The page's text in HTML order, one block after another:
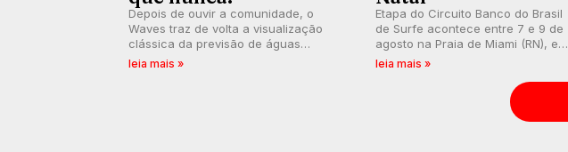
Depois de ouvir a comunidade, o
Waves traz de volta a visualização
clássica da previsão de águas
rasas, agora integrada à nova
leia mais »
Etapa do Circuito Banco do Brasil
de Surfe acontece entre 7 e 9 de
agosto na Praia de Miami (RN), em
disputas válidas pelo Qualifying
por vagas no Challenger Series.
leia mais »